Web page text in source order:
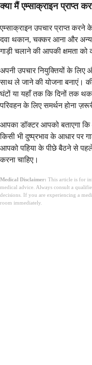
क्या मैं एम्साक्राइन प्राप्त
एम्साक्राइन उपचार प्राप्त करने
दवा थकान, चक्कर आना और अन्य
गाड़ी चलाने की आपकी क्षमता
अपनी उपचार नियुक्तियों के
साथ ले जाने की योजना बनाएं।
घंटों या यहाँ तक कि दिनों तक
परिवहन के लिए समर्थन होना
आपका डॉक्टर आपको बताएगा
किसी भी दुष्प्रभाव के आधार पर
आपको पहिया के पीछे बैठने से
करना चाहिए।
Medical Disclaimer: This article is for
medical advice. Always consult a
decisions. If you are experiencing a
room immediately.